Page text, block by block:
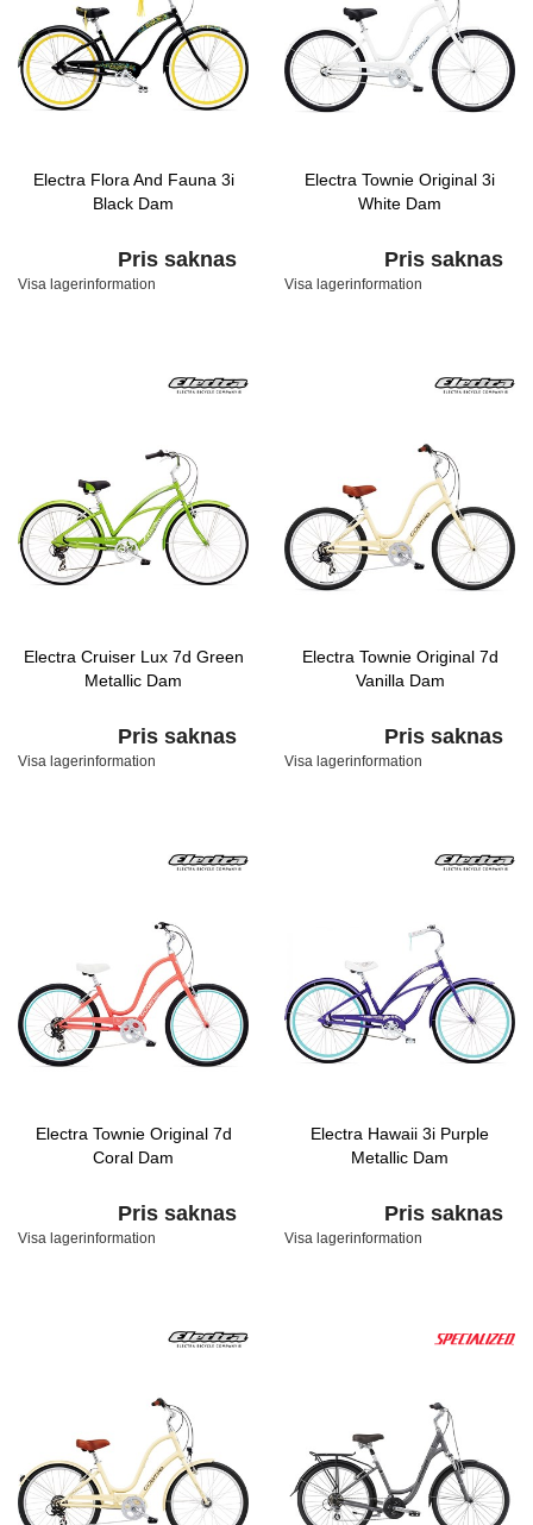
Electra Flora And Fauna 3i
Black Dam
Pris saknas
Visa lagerinformation
Electra Townie Original 3i
White Dam
Pris saknas
Visa lagerinformation
Electra Cruiser Lux 7d Green
Metallic Dam
Pris saknas
Visa lagerinformation
Electra Townie Original 7d
Vanilla Dam
Pris saknas
Visa lagerinformation
Electra Townie Original 7d
Coral Dam
Pris saknas
Visa lagerinformation
Electra Hawaii 3i Purple
Metallic Dam
Pris saknas
Visa lagerinformation